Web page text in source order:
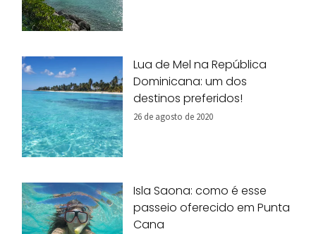
Lua de Mel na República
Dominicana: um dos
destinos preferidos!
26 de agosto de 2020
Isla Saona: como é esse
passeio oferecido em Punta
Cana